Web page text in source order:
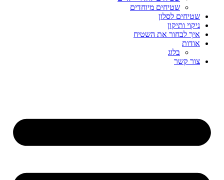
שטיחים מיוחדים
שטיחים לסלון
ניקוי ותיקון
איך לבחור את השטיח
אודות
בלוג
צור קשר